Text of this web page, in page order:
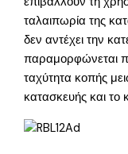
ταλαιπωρία της
δεν αντέχει την
παραμορφώνεται
ταχύτητα κοπής
κατασκευής και το